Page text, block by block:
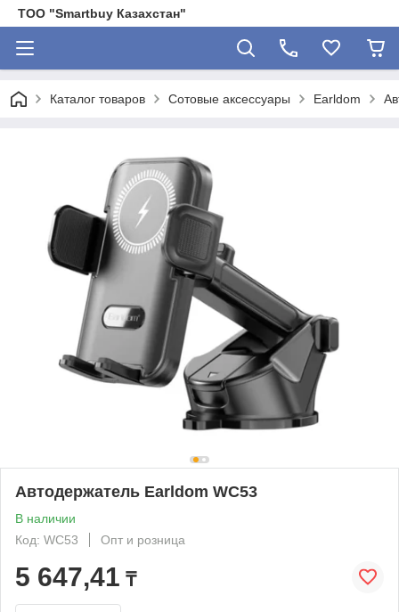
ТОО "Smartbuy Казахстан"
Каталог товаров Сотовые аксессуары Earldom
Автодержатель Earldom WC53
В наличии
Код: WC53
Опт и розница
5 647,41 ₸